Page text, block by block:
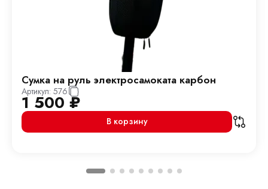
Сумка на руль электросамоката карбон
Артикул: 576
1 500₽
В корзину